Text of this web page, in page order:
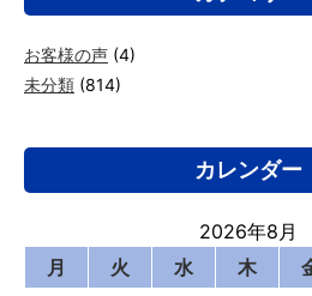
お客様の声 (4)
未分類 (814)
カレンダー
2026年8月
月
火 水 木